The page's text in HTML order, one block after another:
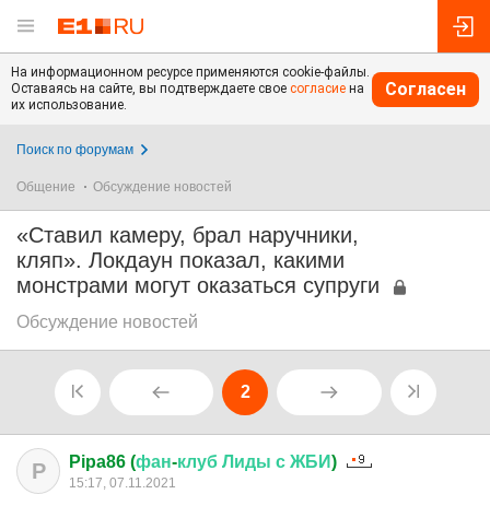
На информационном ресурсе применяются cookie-файлы.
Оставаясь на сайте, вы подтверждаете свое согласие на
их использование.
Согласен
Поиск по форумам
Общение Обсуждение новостей
«Ставил камеру, брал наручники,
кляп». Локдаун показал, какими
монстрами могут оказаться супруги
Обсуждение новостей
2
P Pipa86 (фан-клуб Лиды с ЖБИ)
15:17, 07.11.2021